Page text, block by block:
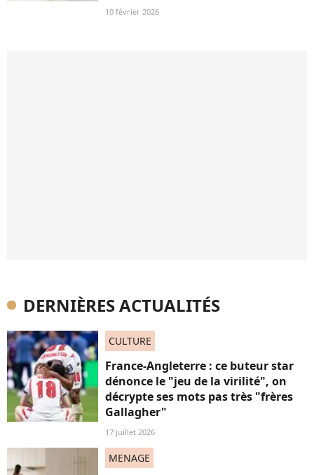
10 février 2026
DERNIÈRES ACTUALITÉS
CULTURE
France-Angleterre : ce buteur star
dénonce le "jeu de la virilité", on
décrypte ses mots pas très "frères
Gallagher"
17 juillet 2026
MENAGE